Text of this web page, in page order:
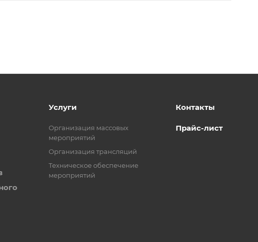
Услуги
Организация массовых
мероприятий
Организация трансляций
Техническое обеспечение
мероприятий
Контакты
Прайс-лист